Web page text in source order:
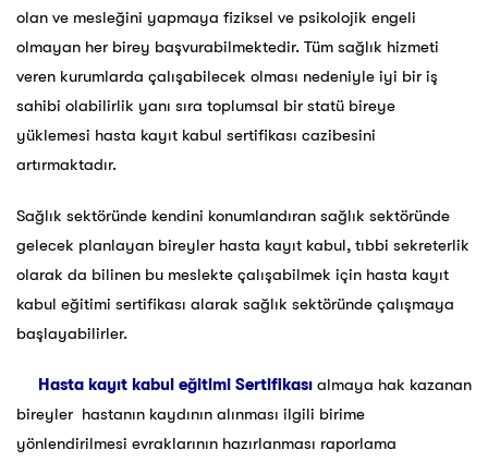
olan ve mesleğini yapmaya fiziksel ve psikolojik engeli
olmayan her birey başvurabilmektedir. Tüm sağlık hizmeti
veren kurumlarda çalışabilecek olması nedeniyle iyi bir iş
sahibi olabilirlik yanı sıra toplumsal bir statü bireye
yüklemesi hasta kayıt kabul sertifikası cazibesini
artırmaktadır.
Sağlık sektöründe kendini konumlandıran sağlık sektöründe
gelecek planlayan bireyler hasta kayıt kabul, tıbbi sekreterlik
olarak da bilinen bu meslekte çalışabilmek için hasta kayıt
kabul eğitimi sertifikası alarak sağlık sektöründe çalışmaya
başlayabilirler.
Hasta kayıt kabul eğitimi Sertifikası almaya hak kazanan
bireyler hastanın kaydının alınması ilgili birime
yönlendirilmesi evraklarının hazırlanması raporlama